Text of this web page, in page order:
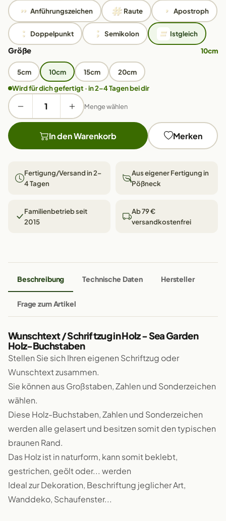
Anführungszeichen Raute Apostroph
Doppelpunkt Semikolon Istgleich
Größe 10cm
5cm 10cm 15cm
20cm
Wird für dich gefertigt · in 2–4 Tagen bei dir
Menge wählen
In den Warenkorb Merken
Fertigung/Versand in 2–
4 Tagen
Aus eigener Fertigung in
Pößneck
Familienbetrieb seit
2015
Ab 79 €
versandkostenfrei
Beschreibung Technische Daten Hersteller
Frage zum Artikel
Wunschtext / Schriftzug in Holz - Sea Garden
Holz-Buchstaben
Stellen Sie sich Ihren eigenen Schriftzug oder
Wunschtext zusammen.
Sie können aus Großstaben, Zahlen und Sonderzeichen
wählen.
Diese Holz-Buchstaben, Zahlen und Sonderzeichen
werden alle gelasert und besitzen somit den typischen
braunen Rand.
Das Holz ist in naturform, kann somit beklebt,
gestrichen, geölt oder... werden
Ideal zur Dekoration, Beschriftung jeglicher Art,
Wanddeko, Schaufenster...